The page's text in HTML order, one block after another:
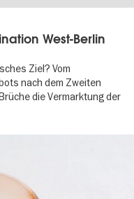
West-Berlin
Ziel? Vom
nach dem Zweiten
die Vermarktung der